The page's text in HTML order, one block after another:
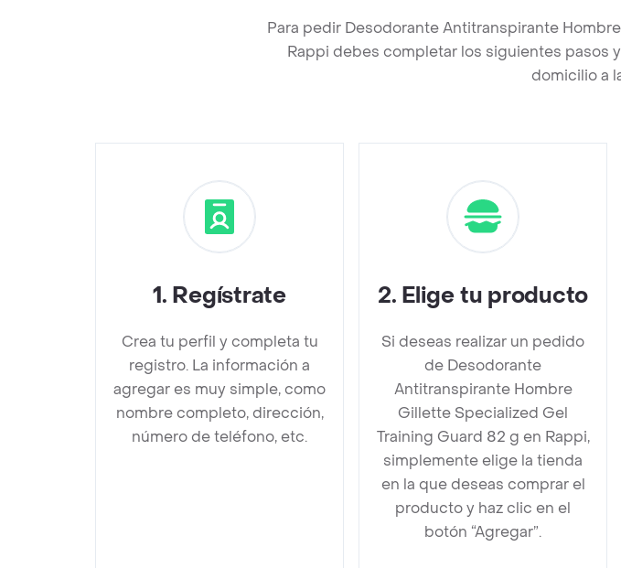
Para pedir Desodorante Antitranspirante
Rappi debes completar los siguientes pasos
domicilio a
1. Regístrate
Crea tu perfil y completa tu
registro. La información a
agregar es muy simple, como
nombre completo, dirección,
número de teléfono, etc.
2. Elige tu producto
Si deseas realizar un pedido
de Desodorante
Antitranspirante Hombre
Gillette Specialized Gel
Training Guard 82 g en Rappi,
simplemente elige la tienda
en la que deseas comprar el
producto y haz clic en el
botón “Agregar”.